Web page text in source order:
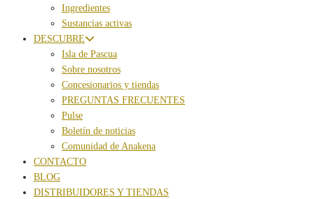
Ingredientes
Sustancias activas
DESCUBRE
Isla de Pascua
Sobre nosotros
Concesionarios y tiendas
PREGUNTAS FRECUENTES
Pulse
Boletín de noticias
Comunidad de Anakena
CONTACTO
BLOG
DISTRIBUIDORES Y TIENDAS